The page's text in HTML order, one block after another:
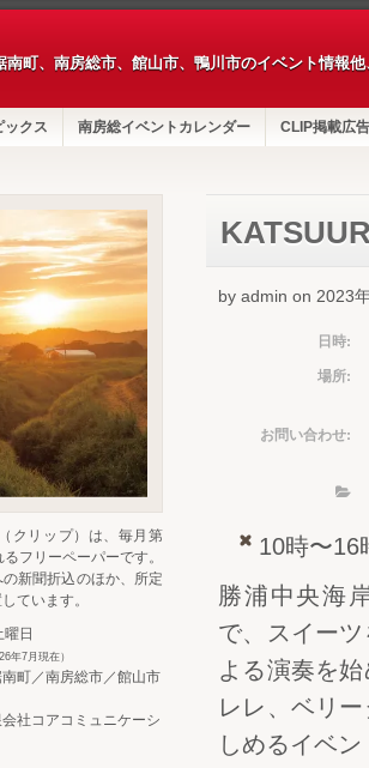
南町、南房総市、館山市、鴨川市のイベント情報
ックス 南房総イベントカレンダー CLIP掲載広告
by admin on 2023
日時:
場所:
お問い合わせ:
10時〜16
勝浦中央海
で、スイー
よる演奏を
レレ、ベリ
しめるイベン
クリップ）は、毎月第
フリーペーパーです。
新聞折込のほか、所定
ています。
日
年7月現在）
南町／南房総市／館山市
社コアコミュニケーシ